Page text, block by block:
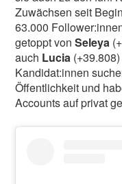
Zuwächsen seit
63.000
getoppt vonSeleya
auch Lucia
Kandidat:innen
Öffentlichkeit und
Accounts auf privat